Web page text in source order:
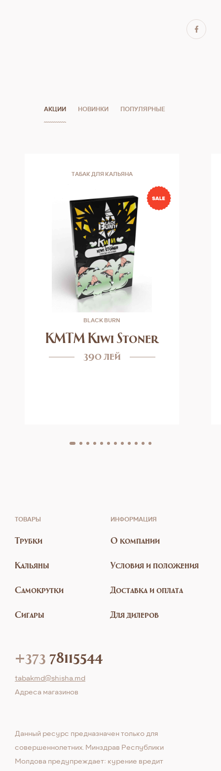
АКЦИИ НОВИНКИ ПОПУЛЯРНЫЕ
ТАБАК ДЛЯ КАЛЬЯНА
BLACK BURN
KMTM Kiwi Stoner
390 лей
ТОВАРЫ
Трубки
Кальяны
Самокрутки
Сигары
ИНФОРМАЦИЯ
О компании
Условия и положения
Доставка и оплата
Для дилеров
+373 78115544
tabakmd@shisha.md
Aдреса магазинов
Данный ресурс предназначен только для
совершеннолетних. Минздрав Республики
Молдова предупреждает: курение вредит